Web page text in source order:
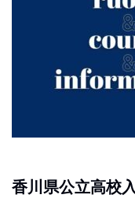
香川県公立高校